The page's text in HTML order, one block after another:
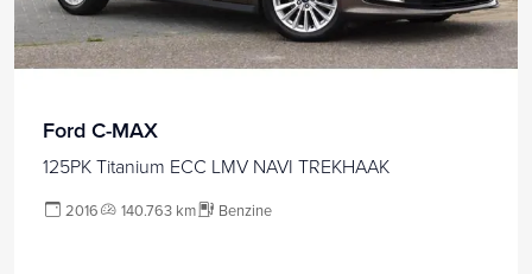
Ford C-MAX
125PK Titanium ECC LMV NAVI TREKHAAK
2016 140.763 km Benzine